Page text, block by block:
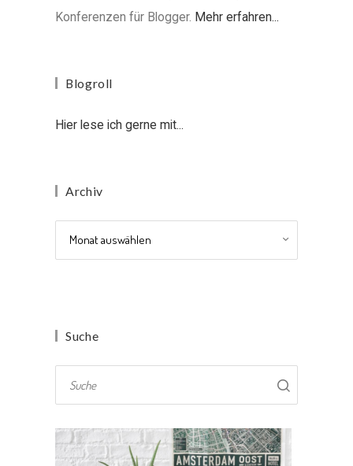
Konferenzen für Blogger. Mehr erfahren...
Blogroll
Hier lese ich gerne mit...
Archiv
Suche